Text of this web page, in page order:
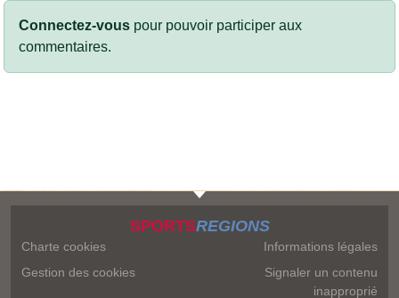
Connectez-vous pour pouvoir participer aux
commentaires.
SPORTSREGIONS
Charte cookies
Gestion des cookies
Informations légales
Signaler un contenu
inapproprié